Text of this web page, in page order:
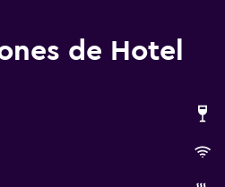
de Hotel